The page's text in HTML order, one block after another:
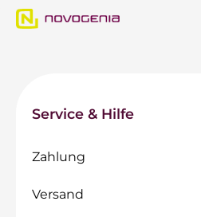
Service & Hilfe
Zahlung
Versand